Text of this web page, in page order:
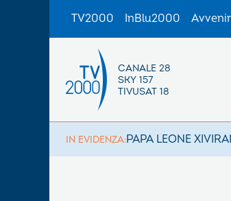
TV2000 InBlu2000
CANALE 28
SKY 157
TIVUSAT 18
IN EVIDENZA:PAPA LEONE XIV